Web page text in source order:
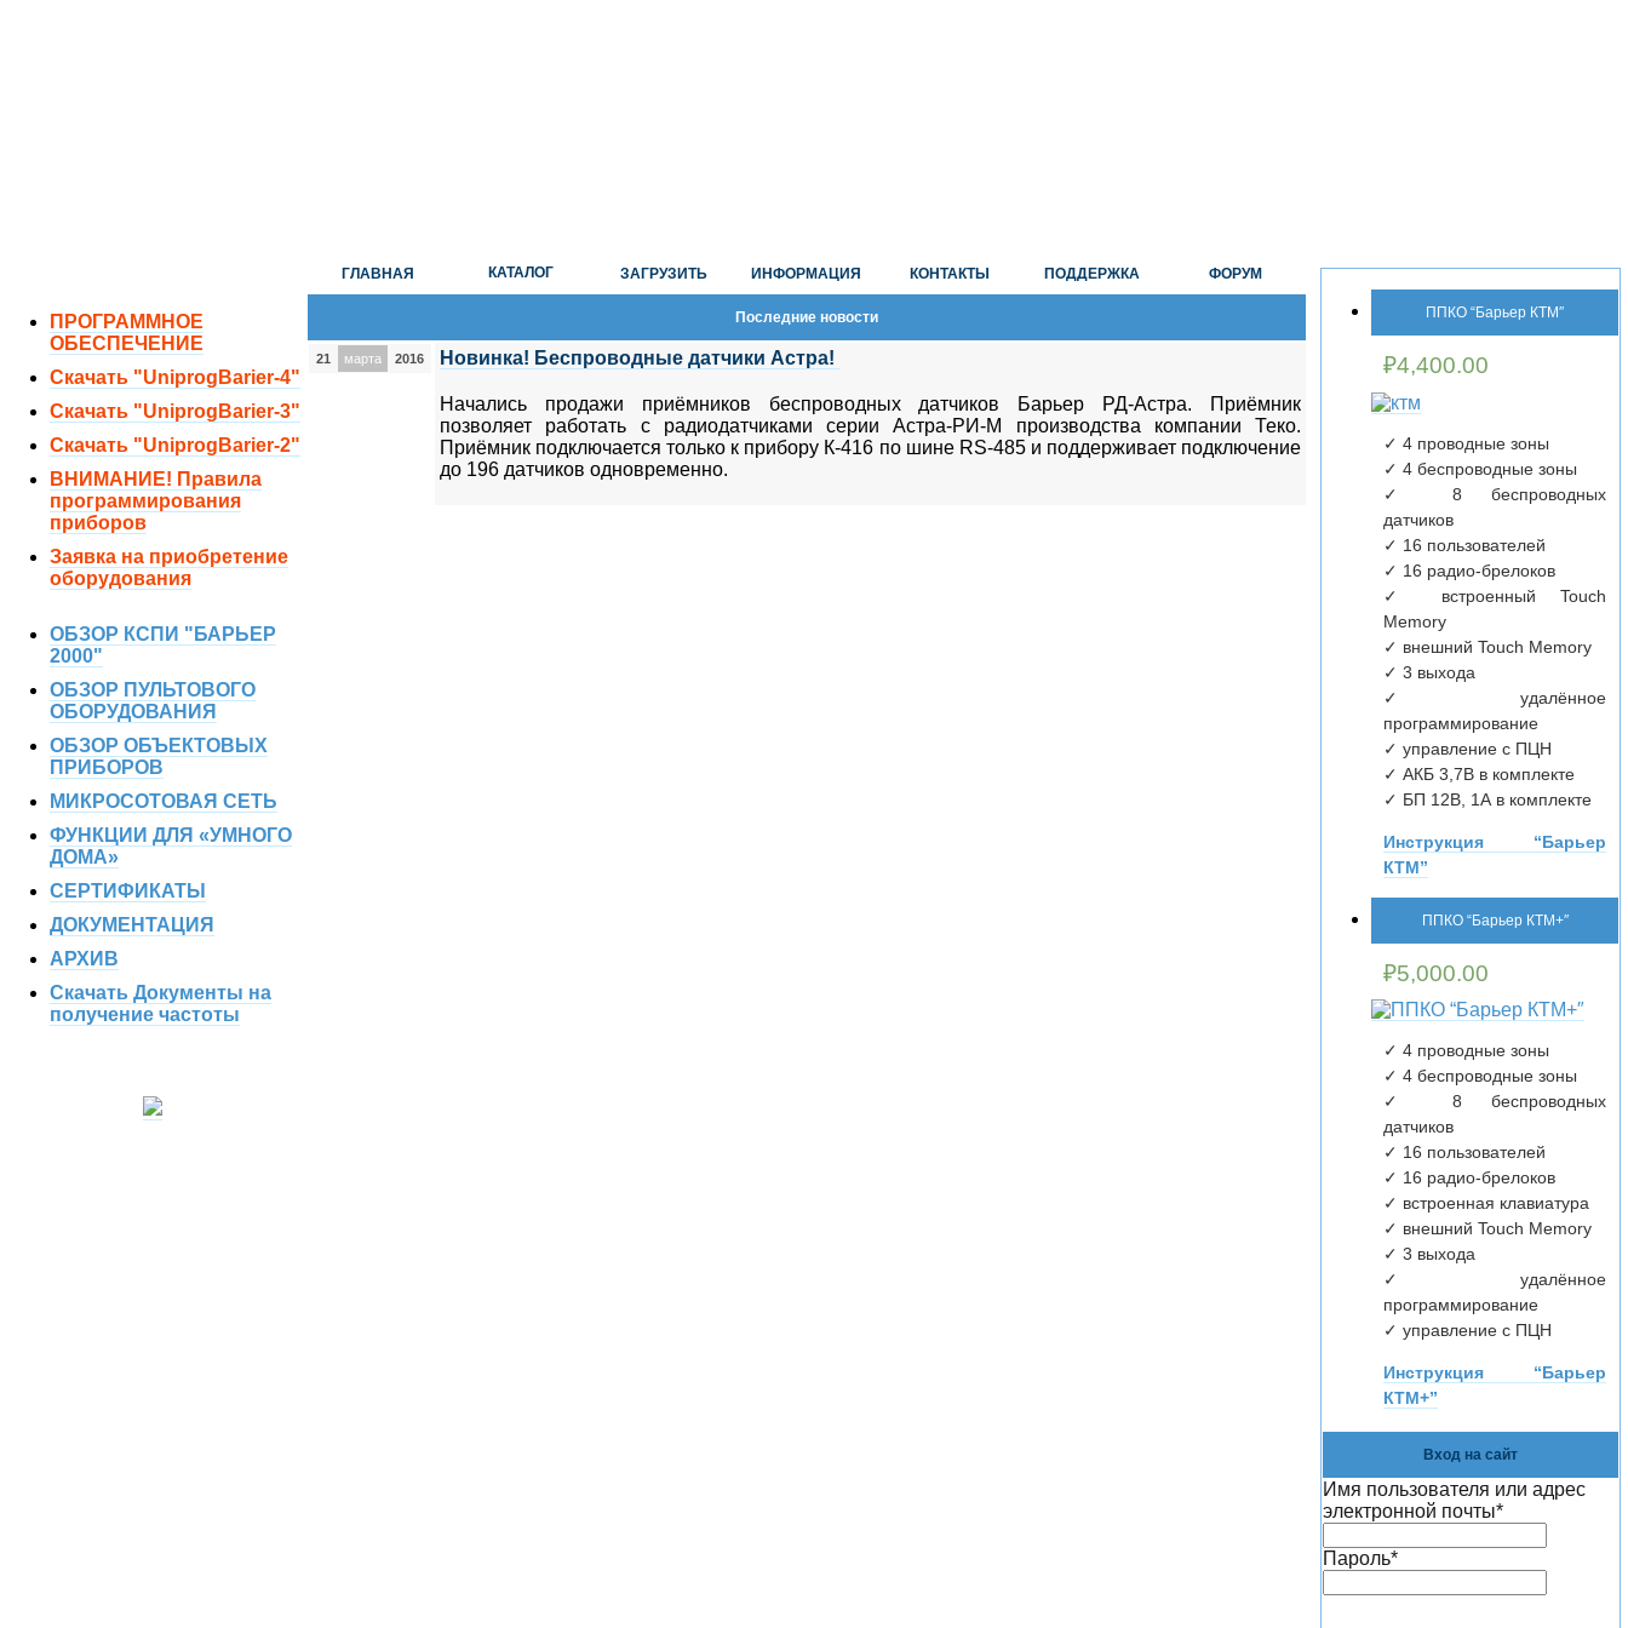
ПРОГРАММНОЕ
ОБЕСПЕЧЕНИЕ
Скачать "UniprogBarier-4"
Скачать "UniprogBarier-3"
Скачать "UniprogBarier-2"
ВНИМАНИЕ! Правила
программирования
приборов
Заявка на приобретение
оборудования
ОБЗОР КСПИ "БАРЬЕР
2000"
ОБЗОР ПУЛЬТОВОГО
ОБОРУДОВАНИЯ
ОБЗОР ОБЪЕКТОВЫХ
ПРИБОРОВ
МИКРОСОТОВАЯ СЕТЬ
ФУНКЦИИ ДЛЯ «УМНОГО
ДОМА»
СЕРТИФИКАТЫ
ДОКУМЕНТАЦИЯ
АРХИВ
Скачать Документы на
получение частоты
ГЛАВНАЯ КАТАЛОГ ЗАГРУЗИТЬ ИНФОРМАЦИЯ КОНТАКТЫ ПОДДЕРЖКА ФОРУМ
Последние новости
21 марта 2016 Новинка! Беспроводные датчики Астра!
Начались продажи приёмников беспроводных датчиков Барьер РД-Астра. Приёмник
позволяет работать с радиодатчиками серии Астра-РИ-М производства компании Теко.
Приёмник подключается только к прибору К-416 по шине RS-485 и поддерживает подключение
до 196 датчиков одновременно.
ППКО “Барьер КТМ″
₽4,400.00
✓ 4 проводные зоны
✓ 4 беспроводные зоны
✓ 8 беспроводных
датчиков
✓ 16 пользователей
✓ 16 радио-брелоков
✓ встроенный Touch
Memory
✓ внешний Touch Memory
✓ 3 выхода
✓ удалённое
программирование
✓ управление с ПЦН
✓ АКБ 3,7В в комплекте
✓ БП 12В, 1А в комплекте
Инструкция “Барьер
КТМ”
ППКО “Барьер КТМ+″
₽5,000.00
✓ 4 проводные зоны
✓ 4 беспроводные зоны
✓ 8 беспроводных
датчиков
✓ 16 пользователей
✓ 16 радио-брелоков
✓ встроенная клавиатура
✓ внешний Touch Memory
✓ 3 выхода
✓ удалённое
программирование
✓ управление с ПЦН
Инструкция “Барьер
КТМ+”
Вход на сайт
Имя пользователя или адрес
электронной почты*
Пароль*